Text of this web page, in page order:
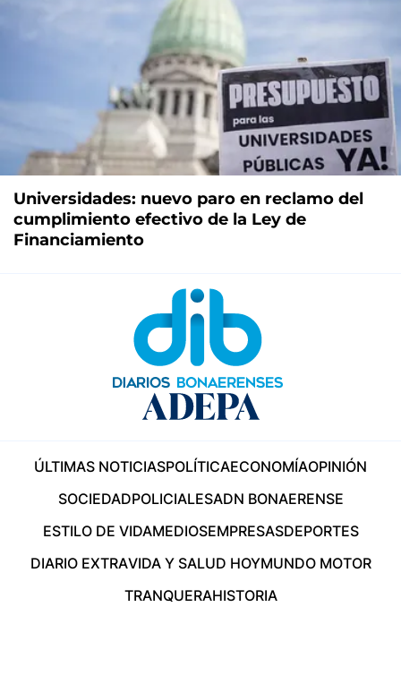
Universidades: nuevo paro en reclamo del
cumplimiento efectivo de la Ley de
Financiamiento
ÚLTIMAS NOTICIASPOLÍTICAECONOMÍAOPINIÓN
SOCIEDADPOLICIALESADN BONAERENSE
ESTILO DE VIDAMEDIOSEMPRESASDEPORTES
DIARIO EXTRAVIDA Y SALUD HOYMUNDO MOTOR
TRANQUERAHISTORIA